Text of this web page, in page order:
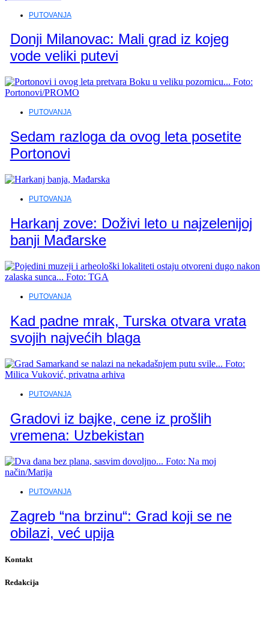
PUTOVANJA
Donji Milanovac: Mali grad iz kojeg
vode veliki putevi
PUTOVANJA
Sedam razloga da ovog leta posetite
Portonovi
PUTOVANJA
Harkanj zove: Doživi leto u najzelenijoj
banji Mađarske
PUTOVANJA
Kad padne mrak, Turska otvara vrata
svojih najvećih blaga
PUTOVANJA
Gradovi iz bajke, cene iz prošlih
vremena: Uzbekistan
PUTOVANJA
Zagreb “na brzinu“: Grad koji se ne
obilazi, već upija
Kontakt
Redakcija